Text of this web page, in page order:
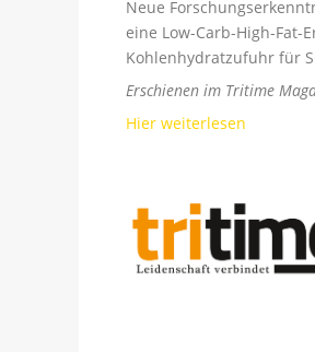
Neue
eine Low-Carb-High-
Kohlenhydratzufuhr für
Erschienen im Tritime
Hier weiterlesen